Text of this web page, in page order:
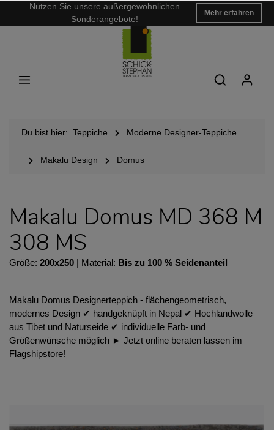
Nutzen Sie unsere außergewöhnlichen
Sonderangebote!
Mehr erfahren
Du bist hier: Teppiche Moderne Designer-Teppiche
Makalu Design Domus
Makalu Domus MD 368 M
308 MS
Größe: 200x250 | Material: Bis zu 100 % Seidenanteil
Makalu Domus Designerteppich - flächengeometrisch,
modernes Design ✔︎ handgeknüpft in Nepal ✔︎ Hochlandwolle
aus Tibet und Naturseide ✔︎ individuelle Farb- und
Größenwünsche möglich ► Jetzt online beraten lassen im
Flagshipstore!